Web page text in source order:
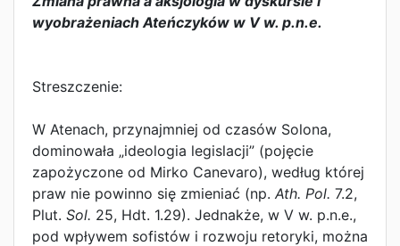
wyobrażeniach Ateńczyków w V w. p.n.e.
Streszczenie:
W Atenach, przynajmniej od czasów Solona,
dominowała „ideologia legislacji” (pojęcie
zapożyczone od Mirko Canevaro), według której
praw nie powinno się zmieniać (np. Ath. Pol. 7.2,
Plut. Sol. 25, Hdt. 1.29). Jednakże, w V w. p.n.e.,
pod wpływem sofistów i rozwoju retoryki, można